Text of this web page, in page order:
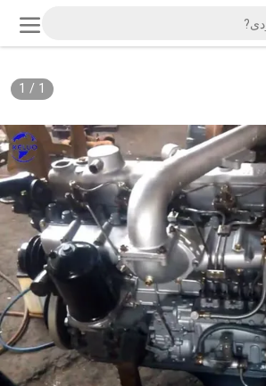
1
/
1